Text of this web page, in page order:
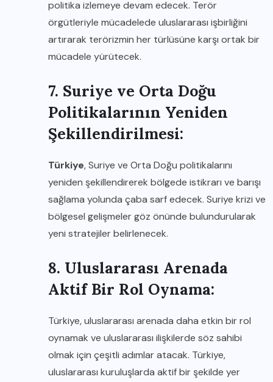
politika izlemeye devam edecek. Terör
örgütleriyle mücadelede uluslararası işbirliğini
artırarak terörizmin her türlüsüne karşı ortak bir
mücadele yürütecek.
7. Suriye ve Orta Doğu
Politikalarının Yeniden
Şekillendirilmesi:
Türkiye, Suriye ve Orta Doğu politikalarını
yeniden şekillendirerek bölgede istikrarı ve barışı
sağlama yolunda çaba sarf edecek. Suriye krizi ve
bölgesel gelişmeler göz önünde bulundurularak
yeni stratejiler belirlenecek.
8. Uluslararası Arenada
Aktif Bir Rol Oynama:
Türkiye, uluslararası arenada daha etkin bir rol
oynamak ve uluslararası ilişkilerde söz sahibi
olmak için çeşitli adımlar atacak. Türkiye,
uluslararası kuruluşlarda aktif bir şekilde yer